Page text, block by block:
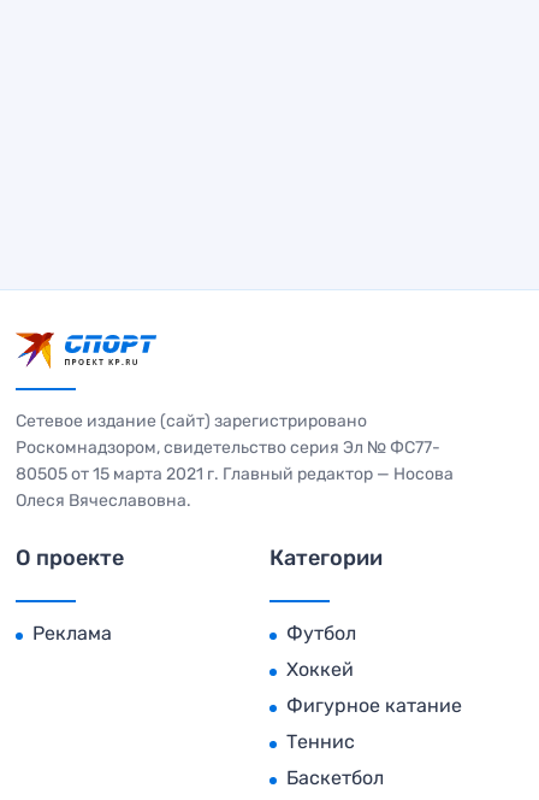
Сетевое издание (сайт) зарегистрировано
Роскомнадзором, свидетельство серия Эл № ФС77-
80505 от 15 марта 2021 г. Главный редактор — Носова
Олеся Вячеславовна.
О проекте
Реклама
Категории
Футбол
Хоккей
Фигурное катание
Теннис
Баскетбол